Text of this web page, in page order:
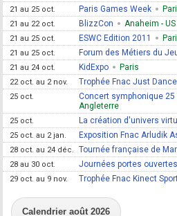
21 au 25 oct. Paris Games Week
21 au 22 oct. BlizzCon Anaheim - US
21 au 25 oct. ESWC Edition 2011
21 au 25 oct. Forum des Métiers du
21 au 24 oct. KidExpo Paris
22 oct. au 2 nov. Trophée Fnac Just
25 oct. Concert symphonique
Angleterre
25 oct. La création d'univers
25 oct. au 2 jan. Exposition Fnac Arludik
28 oct. au 24 déc. Tournée française de
28 au 30 oct. Journées portes
29 oct. au 9 nov. Trophée Fnac Kinect
Calendrier août 2026